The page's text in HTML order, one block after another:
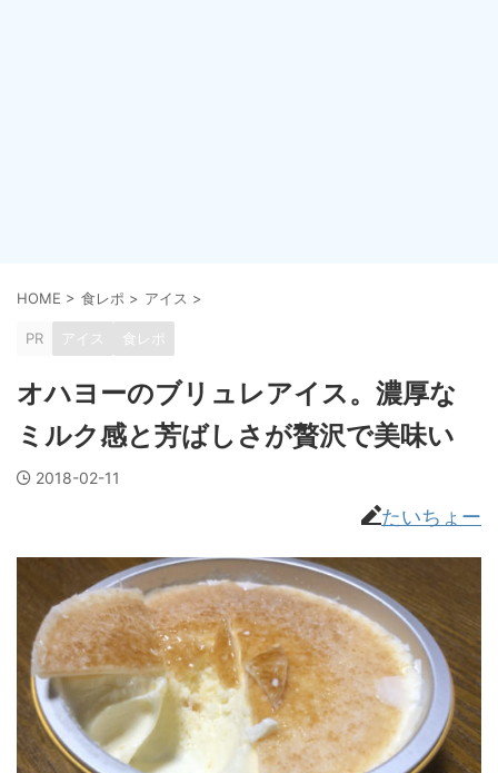
HOME > 食レポ > アイス >
PR アイス 食レポ
オハヨーのブリュレアイス。濃厚な
ミルク感と芳ばしさが贅沢で美味い
2018-02-11
たいちょー